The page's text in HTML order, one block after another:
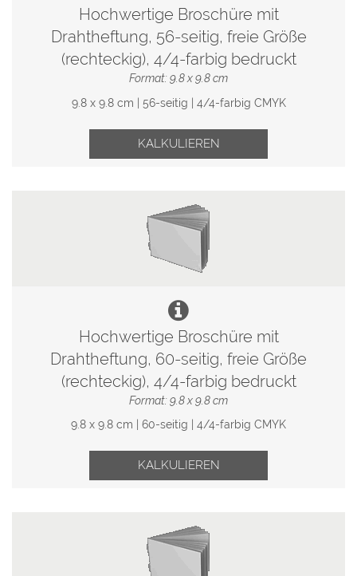
Hochwertige Broschüre mit
Drahtheftung, 56-seitig, freie Größe
(rechteckig), 4/4-farbig bedruckt
Format: 9.8 x 9.8 cm
9.8 x 9.8 cm | 56-seitig | 4/4-farbig CMYK
KALKULIEREN
Hochwertige Broschüre mit
Drahtheftung, 60-seitig, freie Größe
(rechteckig), 4/4-farbig bedruckt
Format: 9.8 x 9.8 cm
9.8 x 9.8 cm | 60-seitig | 4/4-farbig CMYK
KALKULIEREN